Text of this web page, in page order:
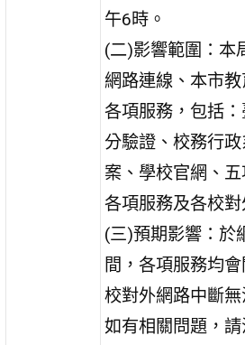
午6時。
(二)影響範圍：本
網路連線、本市
各項服務，包括
分驗證、校務行
案、學校官網、
各項服務及各校對
(三)預期影響：於
間，各項服務均
校對外網路中斷無
如有相關問題，